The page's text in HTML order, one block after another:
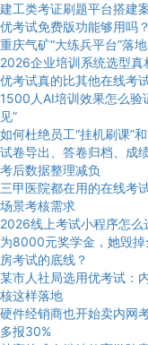
建工类考证刷题平台搭建
优考试免费版功能够用吗
重庆气矿“大练兵平台”落
2026企业培训系统选型真
优考试真的比其他在线考
1500人AI培训效果怎么验
见”
如何杜绝员工“挂机刷课”
试卷导出、答卷归档、成
考后数据整理减负
三甲医院都在用的在线考
场景考核需求
2026线上考试小程序怎
为8000元奖学金，她毁
房考试的底线？
某市人社局选用优考试：
核这样落地
硬件经销商也开始卖内网
多报30%